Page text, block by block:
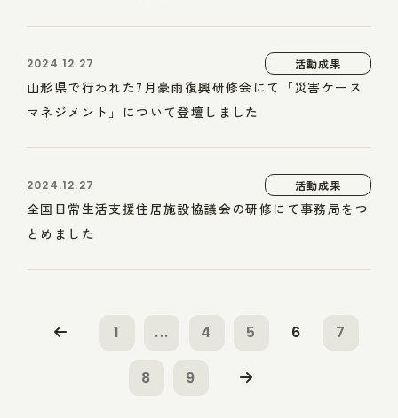
2024.12.27 活動成果
山形県で行われた7月豪雨復興研修会にて「災害ケース
マネジメント」について登壇しました
2024.12.27 活動成果
全国日常生活支援住居施設協議会の研修にて事務局をつ
とめました
1 ... 4 5 6 7
8 9